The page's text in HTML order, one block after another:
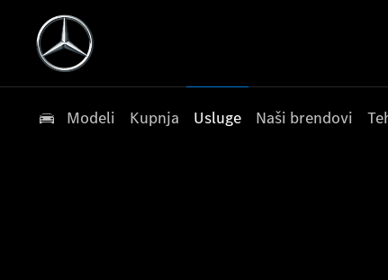
Modeli Kupnja Usluge Naši brendovi